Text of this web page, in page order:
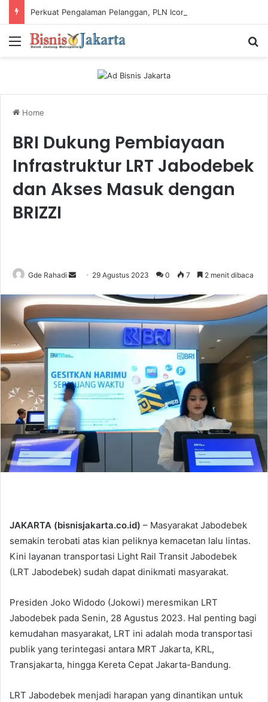
Menu
Home
BRI Dukung Pembiayaan
Infrastruktur LRT Jabodebek
dan Akses Masuk dengan
BRIZZI
Gde Rahadi
n
d
a
n
m
a
i
29 Agustus 2023 0 7 2 menit dibaca
JAKARTA (bisnisjakarta.co.id) – Masyarakat Jabodebek
semakin terobati atas kian peliknya kemacetan lalu lintas.
Kini layanan transportasi Light Rail Transit Jabodebek
(LRT Jabodebek) sudah dapat dinikmati masyarakat.
Presiden Joko Widodo (Jokowi) meresmikan LRT
Jabodebek pada Senin, 28 Agustus 2023. Hal penting bagi
kemudahan masyarakat, LRT ini adalah moda transportasi
publik yang terintegasi antara MRT Jakarta, KRL,
Transjakarta, hingga Kereta Cepat Jakarta-Bandung.
LRT Jabodebek menjadi harapan yang dinantikan untuk